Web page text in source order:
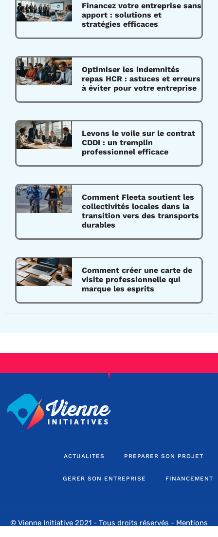
Financez votre entreprise sans
apport : solutions et
stratégies efficaces
Optimiser les indemnités
repas HCR : astuces et erreurs
à éviter pour votre entreprise
Levons le voile sur le contrat
CDDI : un tremplin
professionnel efficace
Comment Fleeta soutient les
collectivités locales dans la
transition vers des transports
durables
Comment créer une carte de
visite professionnelle qui
marque les esprits
ACTUALITES PREPARER SON PROJET
GERER SON ENTREPRISE FINANCEMENT
© Vienne Initiative 2021 - Tous droits réservés - Mentions